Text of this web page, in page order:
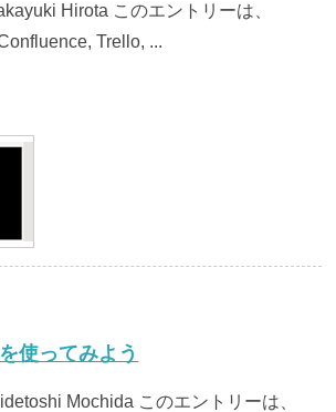
Hirota このエントリーは、
Trello, ...
使ってみよう
Mochida このエントリーは、